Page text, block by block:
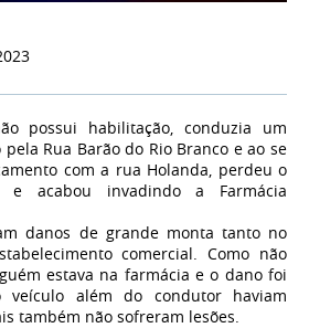
possui habilitação, conduzia um
Rua Barão do Rio Branco e ao se
com a rua Holanda, perdeu o
e acabou invadindo a Farmácia
danos de grande monta tanto no
comercial. Como não
estava na farmácia e o dano foi
veículo além do condutor haviam
também não sofreram lesões.